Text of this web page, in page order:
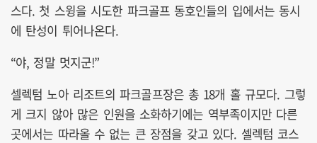
스다. 첫 스윙을 시도한 파크골프 동호인들의 입에서는 동시
에 탄성이 튀어나온다.
“야, 정말 멋지군!”
셀렉텀 노아 리조트의 파크골프장은 총 18개 홀 규모다. 그렇
게 크지 않아 많은 인원을 소화하기에는 역부족이지만 다른
곳에서는 따라올 수 없는 큰 장점을 갖고 있다. 셀렉텀 코스